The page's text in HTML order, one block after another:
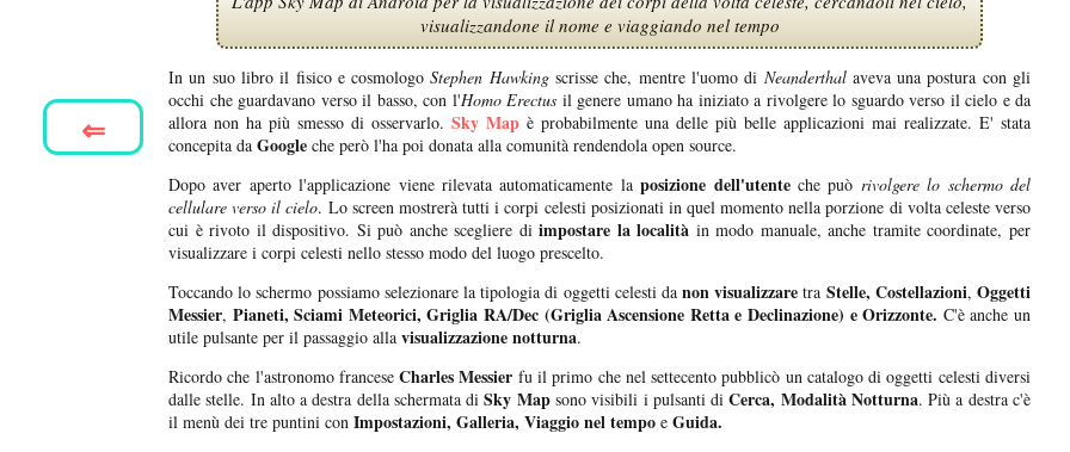
visualizzandone il nome e viaggiando nel tempo
In un suo libro il fisico e cosmologoStephen Hawkingscrisse che, mentre l'uomo di Neanderthalaveva una postura con gli
occhi che guardavano verso il basso, con l'Homo Erectus il genere umano ha iniziato a rivolgere lo sguardo verso il cielo e da
allora non ha più smesso di osservarlo. Sky Map è probabilmente una delle più belle applicazioni mai realizzate. E' stata
concepita da Google che però l'ha poi donata alla comunità rendendola open source.
Dopo aver aperto l'applicazione viene rilevata automaticamente laposizione dell'utenteche può rivolgere lo schermo del
cellulare verso il cielo. Lo screen mostrerà tutti i corpi celesti posizionati in quel momento nella porzione di volta celeste verso
cui è rivoto il dispositivo. Si può anche scegliere diimpostare la località in modo manuale, anche tramite coordinate, per
visualizzare i corpi celesti nello stesso modo del luogo prescelto.
Toccando lo schermo possiamo selezionare la tipologia di oggetti celesti danon visualizzare tra Stelle, Costellazioni, Oggetti
Messier, Pianeti, Sciami Meteorici, Griglia RA/Dec (Griglia Ascensione Retta e Declinazione) e Orizzonte. C'è anche un
utile pulsante per il passaggio alla visualizzazione notturna.
Ricordo che l'astronomo franceseCharles Messier fu il primo che nel settecento pubblicò un catalogo di oggetti celesti diversi
dalle stelle. In alto a destra della schermata di Sky Mapsono visibili i pulsanti di Cerca, Modalità Notturna. Più a destra c'è
il menù dei tre puntini con Impostazioni, Galleria, Viaggio nel tempo e Guida.
⇐